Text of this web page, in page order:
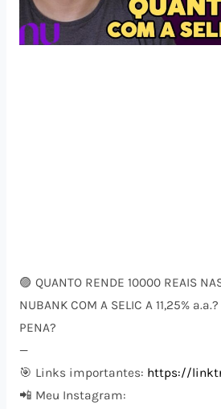
🟣 QUANTO RENDE 10000 REAIS
NUBANK COM A SELIC A 11,25%
PENA?
—
🎯 Links importantes: https://
📲 Meu Instagram: